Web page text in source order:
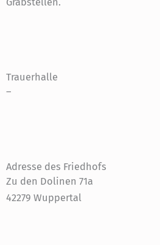
Grabstellen.
Trauerhalle
–
Adresse des Friedhofs
Zu den Dolinen 71a
42279 Wuppertal